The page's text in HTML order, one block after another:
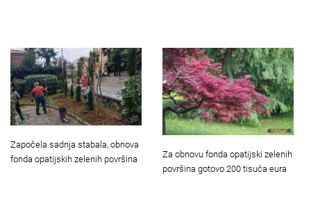
Započela sadnja stabala, obnova
fonda opatijskih zelenih površina
Za obnovu fonda opatijski zelenih
površina gotovo 200 tisuća eura